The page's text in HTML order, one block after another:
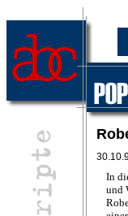
In
und